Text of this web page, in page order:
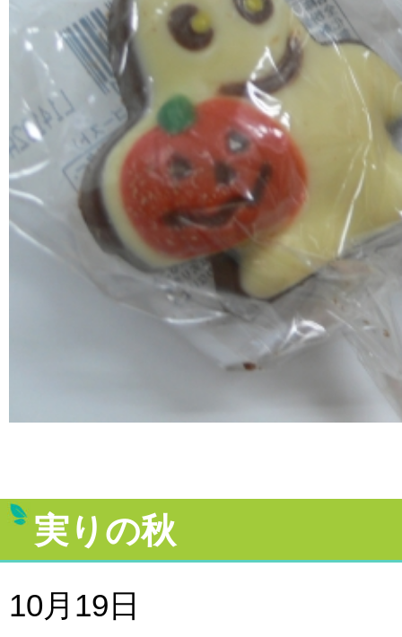
実りの秋
10月19日